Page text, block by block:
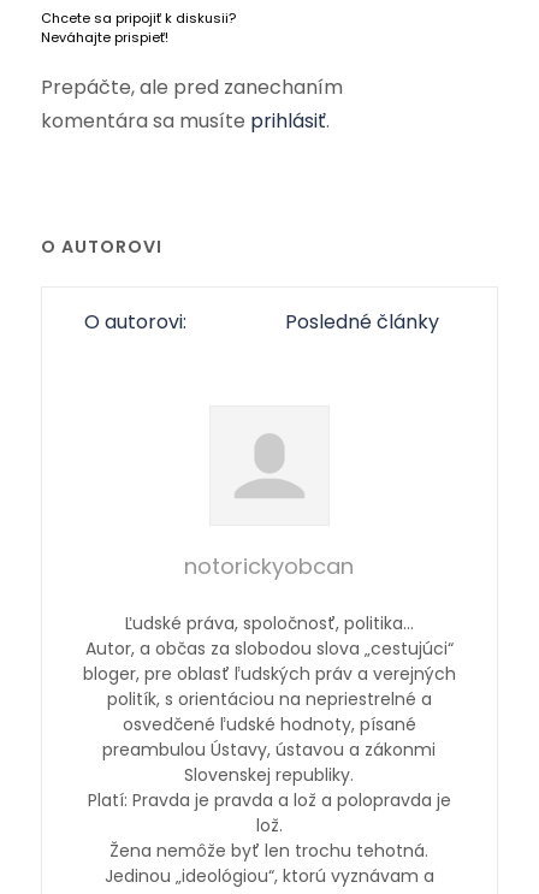
Chcete sa pripojiť k diskusii?
Neváhajte prispieť!
Prepáčte, ale pred zanechaním
komentára sa musíte prihlásiť.
O AUTOROVI
O autorovi: Posledné články
notorickyobcan
Ľudské práva, spoločnosť, politika…
Autor, a občas za slobodou slova „cestujúci“
bloger, pre oblasť ľudských práv a verejných
politík, s orientáciou na nepriestrelné a
osvedčené ľudské hodnoty, písané
preambulou Ústavy, ústavou a zákonmi
Slovenskej republiky.
Platí: Pravda je pravda a lož a polopravda je
lož.
Žena nemôže byť len trochu tehotná.
Jedinou „ideológiou“, ktorú vyznávam a